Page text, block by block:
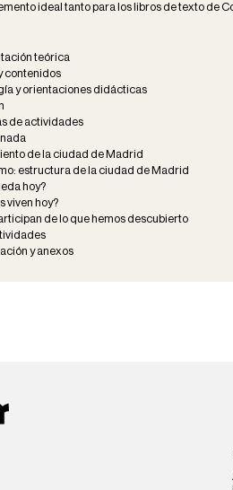
ideal tanto para los libros de texto de
teórica
contenidos
y orientaciones didácticas
de actividades
de la ciudad de Madrid
estructura de la ciudad de Madrid
hoy?
viven hoy?
de lo que hemos descubierto
y anexos